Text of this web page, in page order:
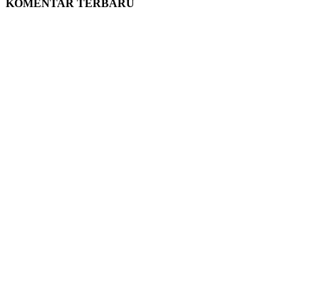
KOMENTAR TERBARU